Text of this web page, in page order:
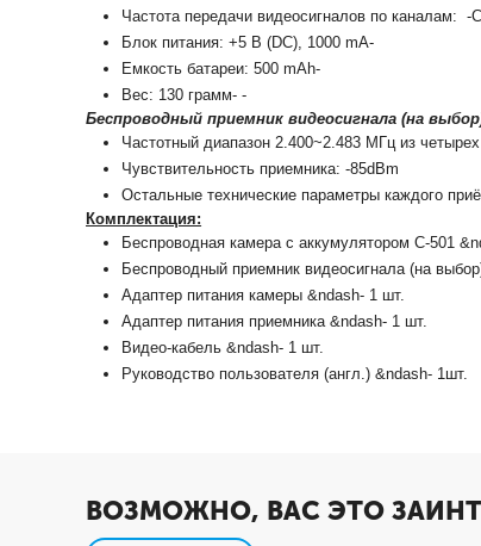
Частота передачи видеосигналов по каналам:
Блок питания: +5 В (DC), 1000 mA-
Емкость батареи: 500 mAh-
Вес: 130 грамм- -
Беспроводный приемник видеосигнала (на
Частотный диапазон 2.400~2.483 МГц из
Чувствительность приемника: -85dBm
Остальные технические параметры каждого
Комплектация:
Беспроводная камера с аккумулятором C-501
Беспроводный приемник видеосигнала (на
Адаптер питания камеры &ndash- 1 шт.
Адаптер питания приемника &ndash- 1 шт.
Видео-кабель &ndash- 1 шт.
Руководство пользователя (англ.) &ndash- 1шт.
ВОЗМОЖНО, ВАС ЭТО